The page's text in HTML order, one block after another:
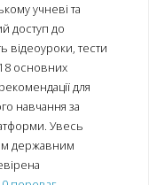
учневі та
доступ до
відеоуроки, тести
основних
для
навчання за
Увесь
державним